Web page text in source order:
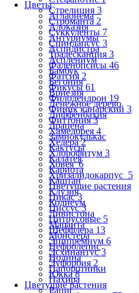
Цветы
Аглаонема
Алоказия
Антуриумы
Аспидистра
Асплениум
Бамбук
Бегония
Вриезия
Денежное дерево
Диффенбахия
Драцена
Замиокулькас
Кактусы
Калатея
Кариота
Каштан
Клузия
Кодиеум
Ливистона
Маранта
Монстера
Нефролепис
Нолина
Папоротники
Пахира
Рапис
Стрелиция 3
Строманта 2
Суккуленты 7
Сциндапсус 3
Традесканция 3
Фаленопсисы 46
Фатсия 2
Фикусы 61
Филодендрон 19
Финик канарский 3
Фиттония 3
Хамедорея 4
Хедера 2
Хлорофитум 3
Ховея 6
Хризалидокарпус 5
Цветущие растения
Цикас 3
Циссус 3
Цитрусовые 5
Шеффлера 13
Эпипремнум 6
Эсхинантус 3
Эуфорбия 2
Юкка 8
Цветущие растения